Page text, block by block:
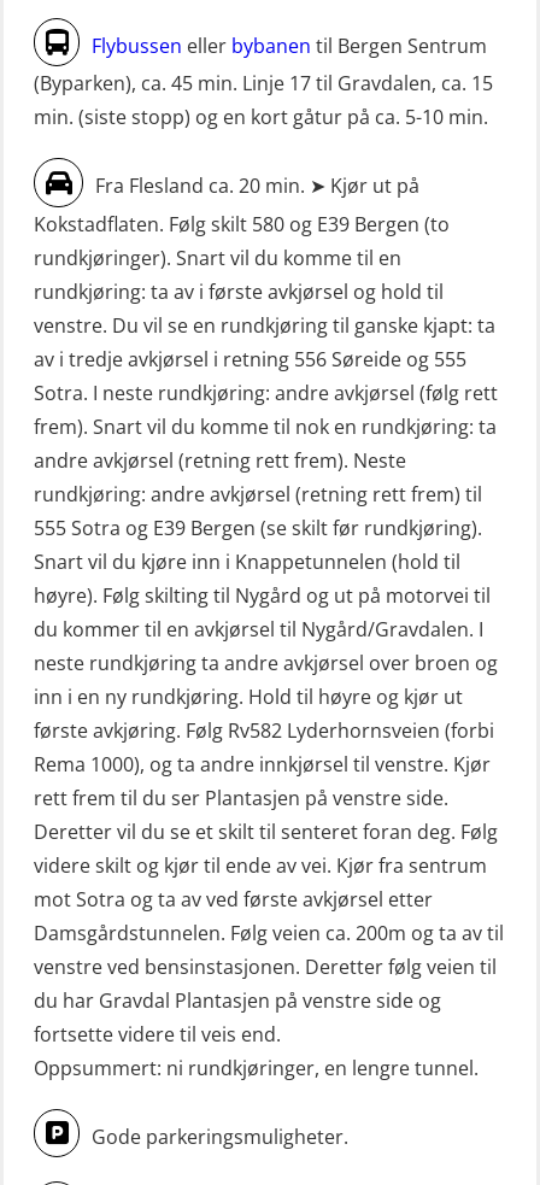
Livbåtfører fritt fall FF48 repetisjon
(OSE1471)
Livbåtfører grunnkurs m/E-læring
Livbåtfører grunnkurs m/E-læring
FF1200 simulator (OSEBLE007)
Livbåtfører grunnkurs m/E-læring
FF48 og FF1000D (OSEBLE004)
Livbåtfører grunnkurs m/E-læring
Konvensjonell livbåt (OSEBLE005)
Livbåtfører konvensjonell livbåt –
grunnleggende (OSE135)
Livbåtfører konvensjonell repetisjon
(OSE1361)
Livbåtfører konvertering til FF48 inkl.
repetisjon (OSE106)
Livbåtfører sliskelivbåt repetisjon
(OSE1301)
Livbåtfører sliskestuplivbåt –
grunnleggende (OSE129)
Mann-Over-Bord (hurtiggående) liten
båt m/mørkekjøring – grunnleggende
(OSE114)
Mann-Over-Bord (hurtiggående) liten
båt m/mørkekjøring – repetisjon
(OSE151)
Mann-Over-Bord (hurtiggående) liten
båt u/mørkekjøring – grunnleggende
(OSE1142)
maskinoffiserer uten fartstid 66 t
(MBS125)
Sikkerhetskurs for ansatte på
oppdrettsanlegg (LBS100)
Sjøfolk med særskilte sikringsplikter
(MBS1191)
Ulykkesgransking – Webinar (LSP103)
VHF / SRC 2 dager (ORC104)
Videregående sikkerhetsopplæring
for skipsoffiserer (MBS100)
Flybussen eller bybanen til Bergen Sentrum
(Byparken), ca. 45 min. Linje 17 til Gravdalen, ca. 15
min. (siste stopp) og en kort gåtur på ca. 5-10 min.
Fra Flesland ca. 20 min. ➤ Kjør ut på
Kokstadflaten. Følg skilt 580 og E39 Bergen (to
rundkjøringer). Snart vil du komme til en
rundkjøring: ta av i første avkjørsel og hold til
venstre. Du vil se en rundkjøring til ganske kjapt: ta
av i tredje avkjørsel i retning 556 Søreide og 555
Sotra. I neste rundkjøring: andre avkjørsel (følg rett
frem). Snart vil du komme til nok en rundkjøring: ta
andre avkjørsel (retning rett frem). Neste
rundkjøring: andre avkjørsel (retning rett frem) til
555 Sotra og E39 Bergen (se skilt før rundkjøring).
Snart vil du kjøre inn i Knappetunnelen (hold til
høyre). Følg skilting til Nygård og ut på motorvei til
du kommer til en avkjørsel til Nygård/Gravdalen. I
neste rundkjøring ta andre avkjørsel over broen og
inn i en ny rundkjøring. Hold til høyre og kjør ut
første avkjøring. Følg Rv582 Lyderhornsveien (forbi
Rema 1000), og ta andre innkjørsel til venstre. Kjør
rett frem til du ser Plantasjen på venstre side.
Deretter vil du se et skilt til senteret foran deg. Følg
videre skilt og kjør til ende av vei. Kjør fra sentrum
mot Sotra og ta av ved første avkjørsel etter
Damsgårdstunnelen. Følg veien ca. 200m og ta av til
venstre ved bensinstasjonen. Deretter følg veien til
du har Gravdal Plantasjen på venstre side og
fortsette videre til veis end.
Oppsummert: ni rundkjøringer, en lengre tunnel.
Gode parkeringsmuligheter.